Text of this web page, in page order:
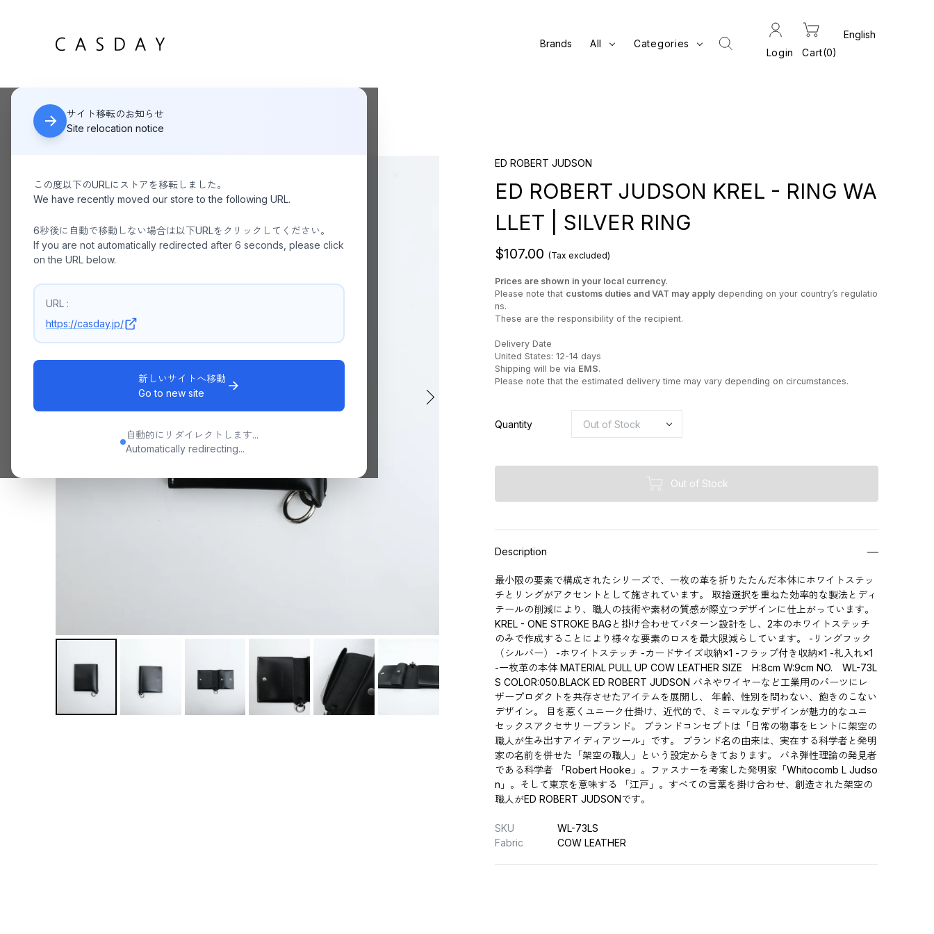
Brands All Categories
Login Cart 0
サイト移転のお知らせ
Site relocation notice
この度以下のURLにストアを移転しました。
We have recently moved our store to the following URL.
6秒後に自動で移動しない場合は以下URLをクリックしてください。
If you are not automatically redirected after 6 seconds, please click
on the URL below.
URL :
https://casday.jp/
新しいサイトへ移動
Go to new site
自動的にリダイレクトします...
Automatically redirecting...
HOME ED ROBERT JUDSON KREL - RING WALLET | SILVER RING
ED ROBERT JUDSON
ED ROBERT JUDSON KREL - RING WA
LLET | SILVER RING
$107.00 (Tax excluded)
Prices are shown in your local currency.
Please note that customs duties and VAT may apply depending on your country’s regulatio
ns.
These are the responsibility of the recipient.
Delivery Date
United States: 12-14 days
Shipping will be via EMS.
Please note that the estimated delivery time may vary depending on circumstances.
Quantity
Out of Stock
Description
最小限の要素で構成されたシリーズで、一枚の革を折りたたんだ本体にホワイトステッ
チとリングがアクセントとして施されています。 取捨選択を重ねた効率的な製法とディ
テールの削減により、職人の技術や素材の質感が際立つデザインに仕上がっています。
KREL - ONE STROKE BAGと掛け合わせてパターン設計をし、2本のホワイトステッチ
のみで作成することにより様々な要素のロスを最大限減らしています。 -リングフック
（シルバー） -ホワイトステッチ -カードサイズ収納×1 -フラップ付き収納×1 -札入れ×1
-一枚革の本体 MATERIAL PULL UP COW LEATHER SIZE H:8cm W:9cm NO. WL-73L
S COLOR:050.BLACK ED ROBERT JUDSON バネやワイヤーなど工業用のパーツにレ
ザープロダクトを共存させたアイテムを展開し、 年齢、性別を問わない、飽きのこない
デザイン。 目を惹くユニーク仕掛け、近代的で、ミニマルなデザインが魅力的なユニ
セックスアクセサリーブランド。 ブランドコンセプトは「日常の物事をヒントに架空の
職人が生み出すアイディアツール」です。 ブランド名の由来は、実在する科学者と発明
家の名前を併せた「架空の職人」という設定からきております。 バネ弾性理論の発見者
である科学者 「Robert Hooke」。ファスナーを考案した発明家「Whitocomb L Judso
n」。そして東京を意味する 「江戸」。すべての言葉を掛け合わせ、創造された架空の
職人がED ROBERT JUDSONです。
SKU
WL-73LS
Fabric
COW LEATHER